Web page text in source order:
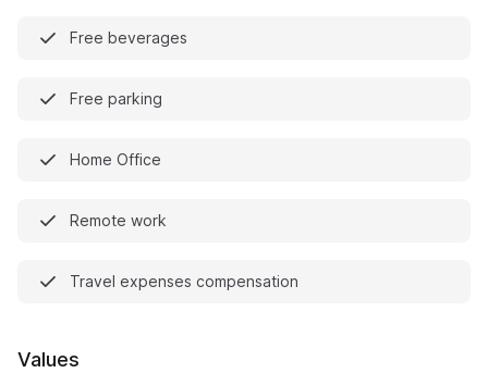
Free beverages
Free parking
Home Office
Remote work
Travel expenses compensation
Values